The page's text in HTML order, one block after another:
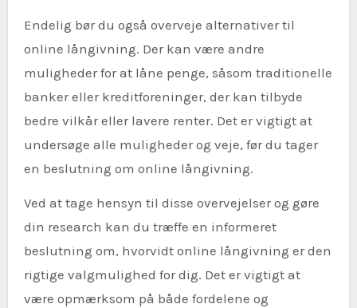
Endelig bør du også overveje alternativer til
online långivning. Der kan være andre
muligheder for at låne penge, såsom traditionelle
banker eller kreditforeninger, der kan tilbyde
bedre vilkår eller lavere renter. Det er vigtigt at
undersøge alle muligheder og veje, før du tager
en beslutning om online långivning.
Ved at tage hensyn til disse overvejelser og gøre
din research kan du træffe en informeret
beslutning om, hvorvidt online långivning er den
rigtige valgmulighed for dig. Det er vigtigt at
være opmærksom på både fordelene og